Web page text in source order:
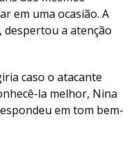
em uma ocasião. A
a atenção
caso o atacante
la melhor, Nina
em tom bem-